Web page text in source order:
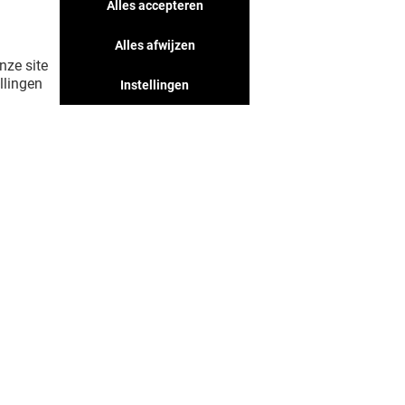
jij vast leuk vindt, mis ze niet!
LAAT MIJ MEER ZIEN! (30)
site
Alles accepteren
Alles afwijzen
Instellingen